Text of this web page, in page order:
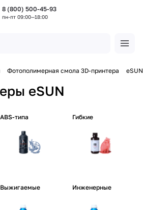
8 (800) 500-45-93
пн-пт 09:00—18:00
Фотополимерная смола 3D-принтера eSUN
eSUN
ABS-типа Гибкие
Выжигаемые Инженерные